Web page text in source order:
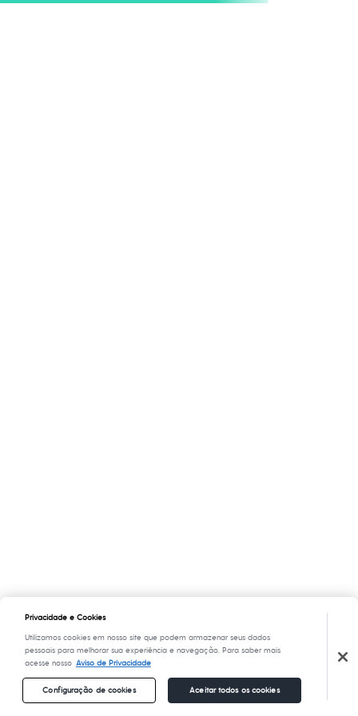
Privacidade e Cookies
Utilizamos cookies em nosso site que podem armazenar seus dados
pessoais para melhorar sua experiência e navegação. Para saber mais
acesse nosso Aviso de Privacidade
Configuração de cookies Aceitar todos os cookies